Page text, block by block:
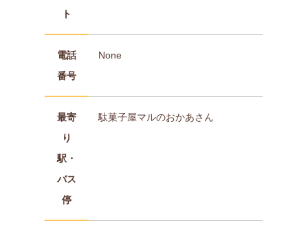
ト
電話
番号
None
最寄
り
駅・
バス
停
駄菓子屋マルのおかあさん